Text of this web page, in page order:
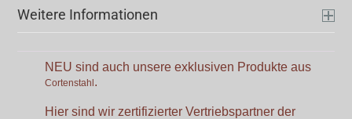
Weitere Informationen
NEU sind auch unsere exklusiven Produkte aus
Cortenstahl.
Hier sind wir zertifizierter Vertriebspartner der